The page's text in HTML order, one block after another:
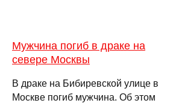
Мужчина погиб в драке на
севере Москвы
В драке на Бибиревской улице в
Москве погиб мужчина. Об этом